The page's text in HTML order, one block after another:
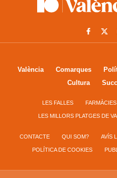
València Comarques
Cultura
LES FALLES
LES MILLORS PLATGES DE
CONTACTE QUI SOM? AVÍS
POLÍTICA DE COOKIES